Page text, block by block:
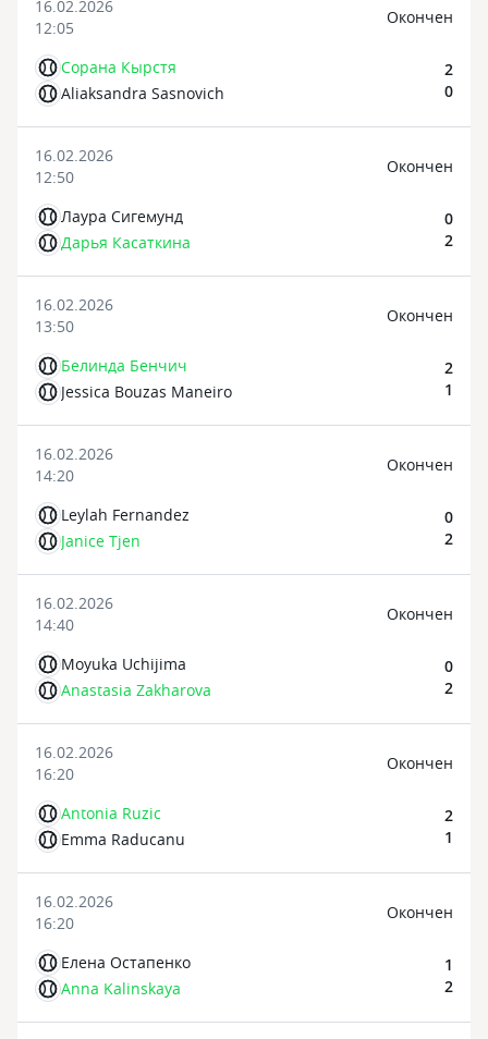
16.02.2026
12:05
Сорана Кырстя
Aliaksandra Sasnovich
Oкончен
2
0
16.02.2026
12:50
Лаура Сигемунд
Дарья Касаткина
Oкончен
0
2
16.02.2026
13:50
Белинда Бенчич
Jessica Bouzas Maneiro
Oкончен
2
1
16.02.2026
14:20
Leylah Fernandez
Janice Tjen
Oкончен
0
2
16.02.2026
14:40
Moyuka Uchijima
Anastasia Zakharova
Oкончен
0
2
16.02.2026
16:20
Antonia Ruzic
Emma Raducanu
Oкончен
2
1
16.02.2026
16:20
Елена Остапенко
Anna Kalinskaya
Oкончен
1
2